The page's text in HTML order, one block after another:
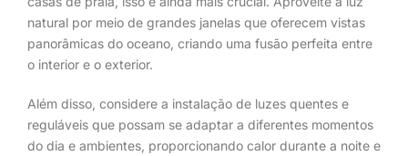
natural por meio de grandes janelas que oferecem vistas
panorâmicas do oceano, criando uma fusão perfeita entre
o interior e o exterior.
Além disso, considere a instalação de luzes quentes e
reguláveis que possam se adaptar a diferentes momentos
do dia e ambientes, proporcionando calor durante a noite e